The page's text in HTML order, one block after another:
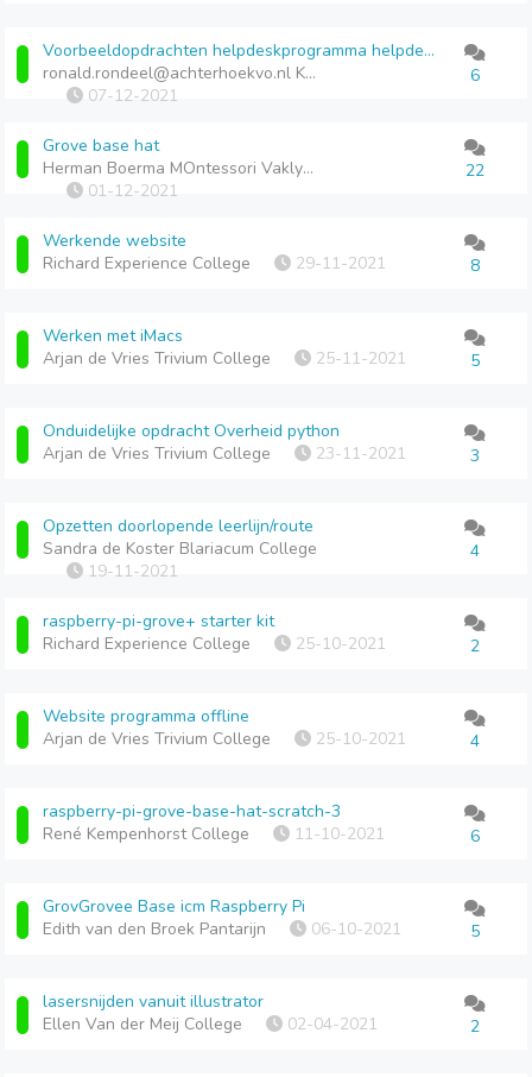
Voorbeeldopdrachten helpdeskprogramma helpdeskprogramma
ronald.rondeel@achterhoekvo.nl Kompaan college
07-12-2021
6
Grove base hat
Herman Boerma MOntessori Vaklyceum
01-12-2021
22
Werkende website
Richard Experience College
29-11-2021 8
Werken met iMacs
Arjan de Vries Trivium College
25-11-2021 5
Onduidelijke opdracht Overheid python
Arjan de Vries Trivium College
23-11-2021 3
Opzetten doorlopende leerlijn/route
Sandra de Koster Blariacum College
19-11-2021
4
raspberry-pi-grove+ starter kit
Richard Experience College
25-10-2021 2
Website programma offline
Arjan de Vries Trivium College
25-10-2021 4
raspberry-pi-grove-base-hat-scratch-3
René Kempenhorst College
11-10-2021 6
GrovGrovee Base icm Raspberry Pi
Edith van den Broek Pantarijn
06-10-2021 5
lasersnijden vanuit illustrator
Ellen Van der Meij College
02-04-2021 2